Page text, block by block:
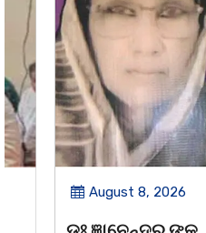
August 8, 2026